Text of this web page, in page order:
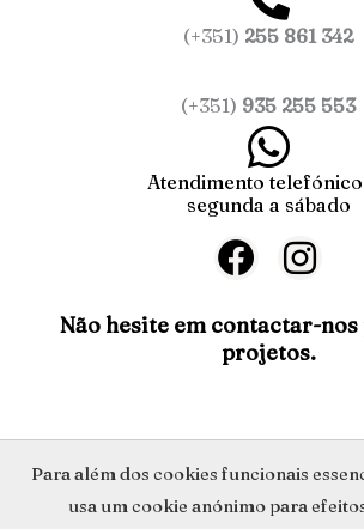
(+351) 255 861 342
(+351) 935 255 553
Atendimento
segunda a sábado
F
a
c
e
o
o
k
I
n
s
t
g
r
a
Não hesite em contactar-nos
projetos.
Política de Privacidade
Para além dos cookies funcionais
usa um cookie anónimo para